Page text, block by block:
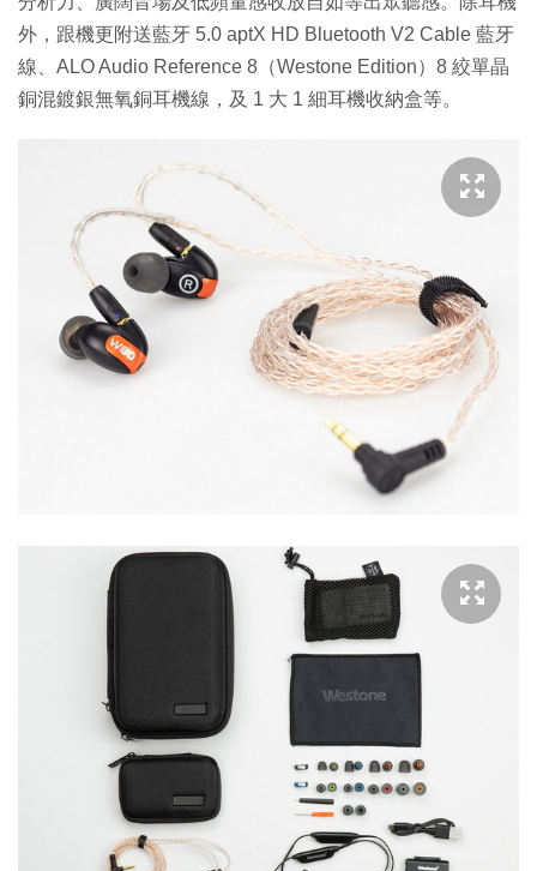
外，跟機更附送藍牙 5.0 aptX HD Bluetooth V2 Cable 藍牙
線、ALO Audio Reference 8（Westone Edition）8 絞單晶
銅混鍍銀無氧銅耳機線，及 1 大 1 細耳機收納盒等。